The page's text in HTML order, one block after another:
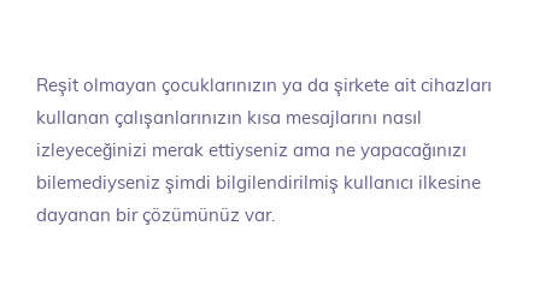
Reşit olmayan çocuklarınızın ya da şirkete ait cihazları
kullanan çalışanlarınızın kısa mesajlarını nasıl
izleyeceğinizi merak ettiyseniz ama ne yapacağınızı
bilemediyseniz şimdi bilgilendirilmiş kullanıcı ilkesine
dayanan bir çözümünüz var.